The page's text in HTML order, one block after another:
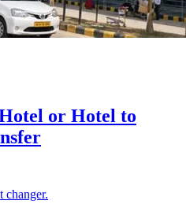
or Hotel to
changer.